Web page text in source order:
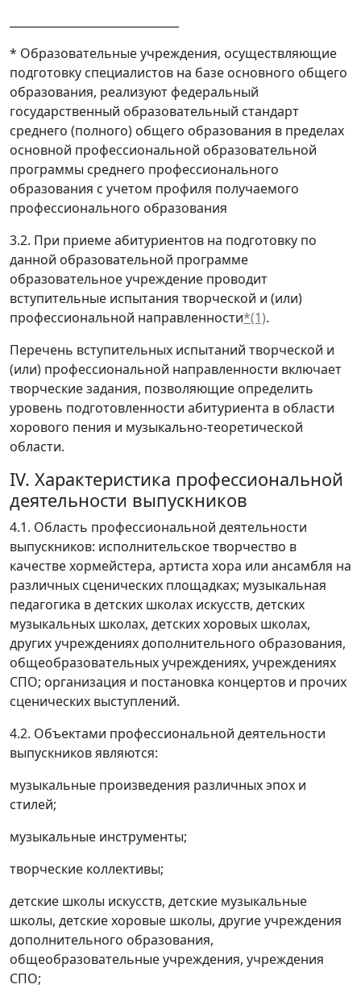
* Образовательные учреждения, осуществляющие
подготовку специалистов на базе основного общего
образования, реализуют федеральный
государственный образовательный стандарт
среднего (полного) общего образования в пределах
основной профессиональной образовательной
программы среднего профессионального
образования с учетом профиля получаемого
профессионального образования
3.2. При приеме абитуриентов на подготовку по
данной образовательной программе
образовательное учреждение проводит
вступительные испытания творческой и (или)
профессиональной направленности*(1).
Перечень вступительных испытаний творческой и
(или) профессиональной направленности включает
творческие задания, позволяющие определить
уровень подготовленности абитуриента в области
хорового пения и музыкально-теоретической
области.
IV. Характеристика профессиональной
деятельности выпускников
4.1. Область профессиональной деятельности
выпускников: исполнительское творчество в
качестве хормейстера, артиста хора или ансамбля на
различных сценических площадках; музыкальная
педагогика в детских школах искусств, детских
музыкальных школах, детских хоровых школах,
других учреждениях дополнительного образования,
общеобразовательных учреждениях, учреждениях
СПО; организация и постановка концертов и прочих
сценических выступлений.
4.2. Объектами профессиональной деятельности
выпускников являются:
музыкальные произведения различных эпох и
стилей;
музыкальные инструменты;
творческие коллективы;
детские школы искусств, детские музыкальные
школы, детские хоровые школы, другие учреждения
дополнительного образования,
общеобразовательные учреждения, учреждения
СПО;